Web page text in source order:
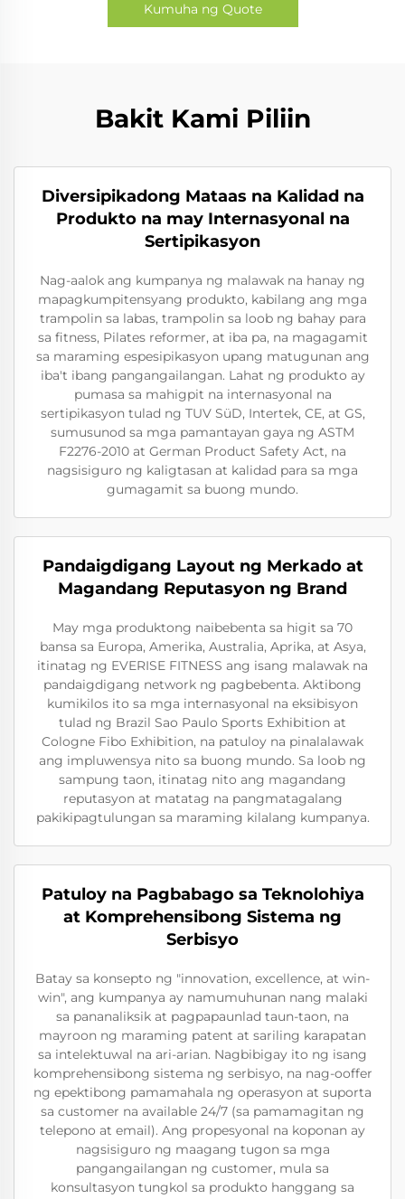
Kumuha ng Quote
Bakit Kami Piliin
Diversipikadong Mataas na Kalidad na
Produkto na may Internasyonal na
Sertipikasyon
Nag-aalok ang kumpanya ng malawak na hanay ng
mapagkumpitensyang produkto, kabilang ang mga
trampolin sa labas, trampolin sa loob ng bahay para
sa fitness, Pilates reformer, at iba pa, na magagamit
sa maraming espesipikasyon upang matugunan ang
iba't ibang pangangailangan. Lahat ng produkto ay
pumasa sa mahigpit na internasyonal na
sertipikasyon tulad ng TUV SüD, Intertek, CE, at GS,
sumusunod sa mga pamantayan gaya ng ASTM
F2276-2010 at German Product Safety Act, na
nagsisiguro ng kaligtasan at kalidad para sa mga
gumagamit sa buong mundo.
Pandaigdigang Layout ng Merkado at
Magandang Reputasyon ng Brand
May mga produktong naibebenta sa higit sa 70
bansa sa Europa, Amerika, Australia, Aprika, at Asya,
itinatag ng EVERISE FITNESS ang isang malawak na
pandaigdigang network ng pagbebenta. Aktibong
kumikilos ito sa mga internasyonal na eksibisyon
tulad ng Brazil Sao Paulo Sports Exhibition at
Cologne Fibo Exhibition, na patuloy na pinalalawak
ang impluwensya nito sa buong mundo. Sa loob ng
sampung taon, itinatag nito ang magandang
reputasyon at matatag na pangmatagalang
pakikipagtulungan sa maraming kilalang kumpanya.
Patuloy na Pagbabago sa Teknolohiya
at Komprehensibong Sistema ng
Serbisyo
Batay sa konsepto ng "innovation, excellence, at win-
win", ang kumpanya ay namumuhunan nang malaki
sa pananaliksik at pagpapaunlad taun-taon, na
mayroon ng maraming patent at sariling karapatan
sa intelektuwal na ari-arian. Nagbibigay ito ng isang
komprehensibong sistema ng serbisyo, na nag-ooffer
ng epektibong pamamahala ng operasyon at suporta
sa customer na available 24/7 (sa pamamagitan ng
telepono at email). Ang propesyonal na koponan ay
nagsisiguro ng maagang tugon sa mga
pangangailangan ng customer, mula sa
konsultasyon tungkol sa produkto hanggang sa